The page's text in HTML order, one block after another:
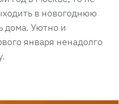
в новогоднюю
дома. Уютно и
января ненадолго